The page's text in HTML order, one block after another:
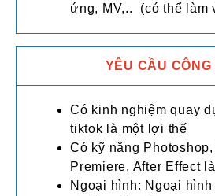
ứng, MV,.. (có thể làm
YÊU CẦU CÔNG
Có kinh nghiệm quay
tiktok là một lợi thế
Có kỹ năng
Premiere, After Effect
Ngoại hình: Ngoại